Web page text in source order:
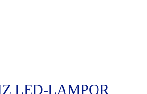
LED-LAMPOR